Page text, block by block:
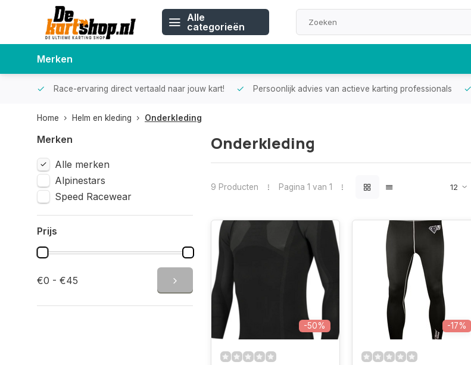
Alle
categorieën
Merken
Race-ervaring direct vertaald naar jouw kart! Persoonlijk advies van actieve karting professionals
Home Helm en kleding Onderkleding
Merken
Alle merken
Alpinestars
Speed Racewear
Prijs
€0 - €45
Onderkleding
9 Producten Pagina 1 van 1
-50% -17%